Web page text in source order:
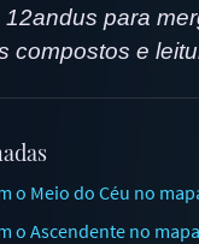
para
compostos e
o Meio do Céu no
o Ascendente no